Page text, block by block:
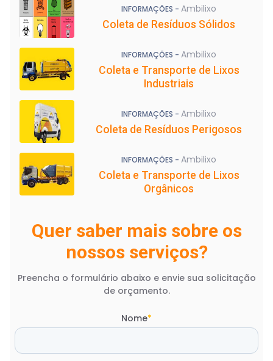
INFORMAÇÕES - Ambilixo
Coleta de Resíduos Sólidos
INFORMAÇÕES - Ambilixo
Coleta e Transporte de Lixos
Industriais
INFORMAÇÕES - Ambilixo
Coleta de Resíduos Perigosos
INFORMAÇÕES - Ambilixo
Coleta e Transporte de Lixos
Orgânicos
Quer saber mais sobre os
nossos serviços?
Preencha o formulário abaixo e envie sua solicitação
de orçamento.
Nome*